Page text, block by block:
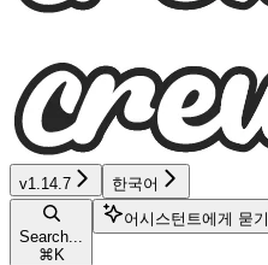
v1.14.7 한국어
Search...
⌘ K
어시스턴트에게 묻기